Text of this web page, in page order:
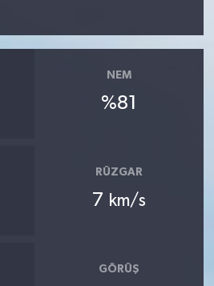
NEM
%81
RÜZGAR
7 km/s
GÖRÜŞ